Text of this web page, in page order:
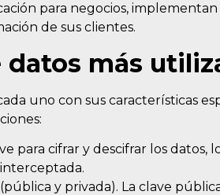
para negocios,
de sus clientes.
más
uno con sus características
para cifrar y descifrar los datos,
y privada). La clave